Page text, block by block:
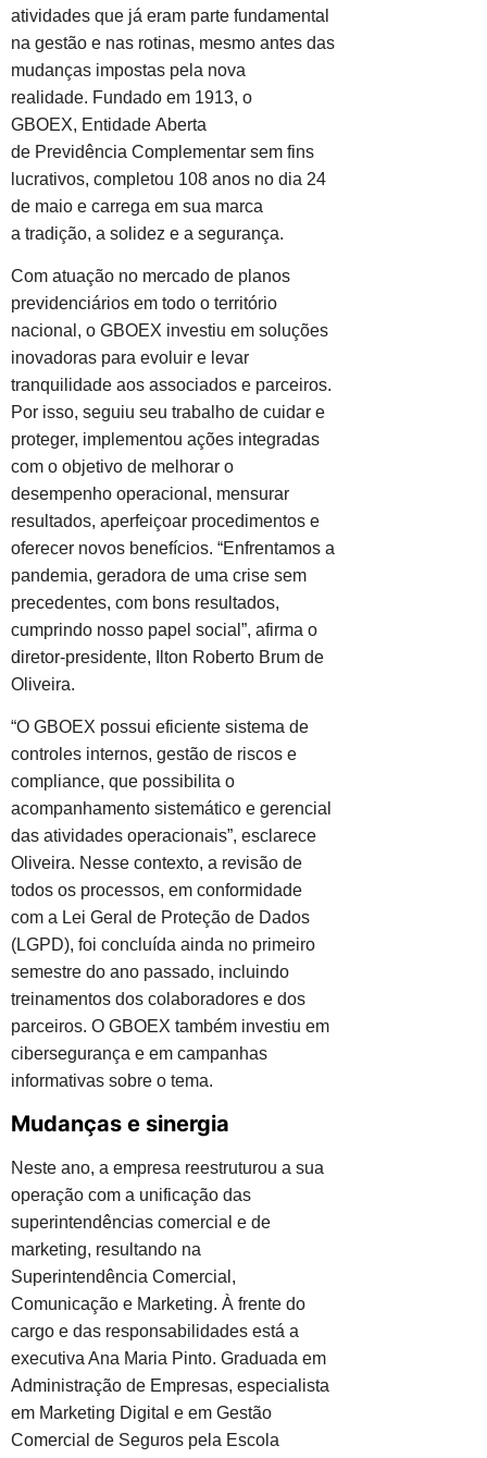
atividades que já eram parte fundamental
na gestão e nas rotinas, mesmo antes das
mudanças impostas pela nova
realidade. Fundado em 1913, o
GBOEX, Entidade Aberta
de Previdência Complementar sem fins
lucrativos, completou 108 anos no dia 24
de maio e carrega em sua marca
a tradição, a solidez e a segurança.
Com atuação no mercado de planos
previdenciários em todo o território
nacional, o GBOEX investiu em soluções
inovadoras para evoluir e levar
tranquilidade aos associados e parceiros.
Por isso, seguiu seu trabalho de cuidar e
proteger, implementou ações integradas
com o objetivo de melhorar o
desempenho operacional, mensurar
resultados, aperfeiçoar procedimentos e
oferecer novos benefícios. “Enfrentamos a
pandemia, geradora de uma crise sem
precedentes, com bons resultados,
cumprindo nosso papel social”, afirma o
diretor-presidente, Ilton Roberto Brum de
Oliveira.
“O GBOEX possui eficiente sistema de
controles internos, gestão de riscos e
compliance, que possibilita o
acompanhamento sistemático e gerencial
das atividades operacionais”, esclarece
Oliveira. Nesse contexto, a revisão de
todos os processos, em conformidade
com a Lei Geral de Proteção de Dados
(LGPD), foi concluída ainda no primeiro
semestre do ano passado, incluindo
treinamentos dos colaboradores e dos
parceiros. O GBOEX também investiu em
cibersegurança e em campanhas
informativas sobre o tema.
Mudanças e sinergia
Neste ano, a empresa reestruturou a sua
operação com a unificação das
superintendências comercial e de
marketing, resultando na
Superintendência Comercial,
Comunicação e Marketing. À frente do
cargo e das responsabilidades está a
executiva Ana Maria Pinto. Graduada em
Administração de Empresas, especialista
em Marketing Digital e em Gestão
Comercial de Seguros pela Escola